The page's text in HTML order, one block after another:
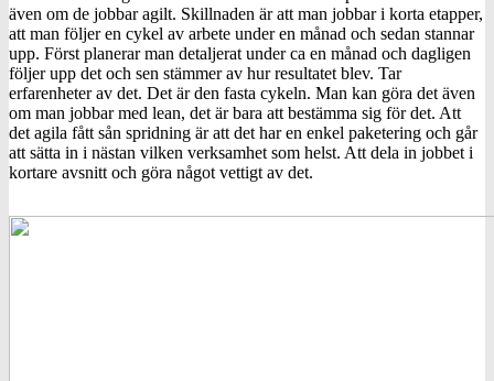
även om de jobbar agilt. Skillnaden är att man jobbar i korta etapper,
att man följer en cykel av arbete under en månad och sedan stannar
upp. Först planerar man detaljerat under ca en månad och dagligen
följer upp det och sen stämmer av hur resultatet blev. Tar
erfarenheter av det. Det är den fasta cykeln. Man kan göra det även
om man jobbar med lean, det är bara att bestämma sig för det. Att
det agila fått sån spridning är att det har en enkel paketering och går
att sätta in i nästan vilken verksamhet som helst. Att dela in jobbet i
kortare avsnitt och göra något vettigt av det.